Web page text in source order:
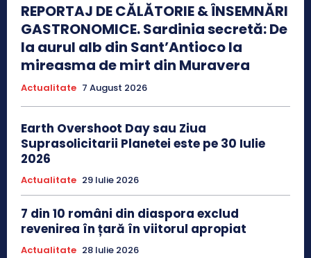
REPORTAJ DE CĂLĂTORIE & ÎNSEMNĂRI
GASTRONOMICE. Sardinia secretă: De
la aurul alb din Sant’Antioco la
mireasma de mirt din Muravera
Actualitate 7 August 2026
Earth Overshoot Day sau Ziua
Suprasolicitarii Planetei este pe 30 Iulie
2026
Actualitate 29 Iulie 2026
7 din 10 români din diaspora exclud
revenirea în țară în viitorul apropiat
Actualitate 28 Iulie 2026